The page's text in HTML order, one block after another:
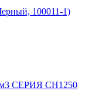
100011-1)
СЕРИЯ CH1250